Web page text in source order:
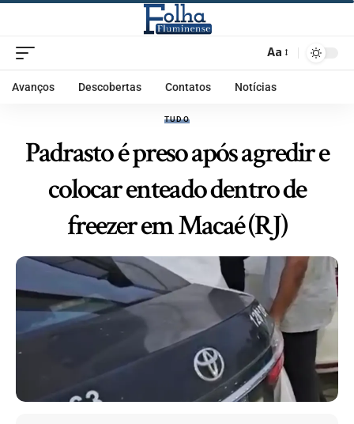
Aa
Avanços Descobertas Contatos Notícias
TUDO
Padrasto é preso após agredir e
colocar enteado dentro de
freezer em Macaé (RJ)